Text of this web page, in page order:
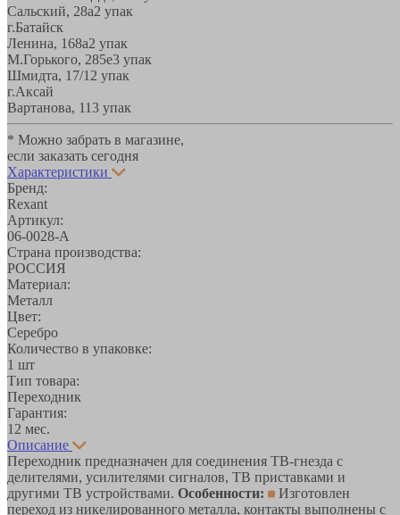
Сальский, 28a2 упак
г.Батайск
Ленина, 168а2 упак
М.Горького, 285е3 упак
Шмидта, 17/1 2 упак
г.Аксай
Вартанова, 113 упак
* Можно забрать в магазине,
если заказать сегодня
Характеристики
Бренд:
Rexant
Артикул:
06-0028-A
Страна производства:
РОССИЯ
Материал:
Металл
Цвет:
Серебро
Количество в упаковке:
1 шт
Тип товара:
Переходник
Гарантия:
12 мес.
Описание
Переходник предназначен для соединения ТВ-гнезда с
делителями, усилителями сигналов, ТВ приставками и
другими ТВ устройствами. Особенности:
Изготовлен
переход из никелированного металла, контакты выполнены с